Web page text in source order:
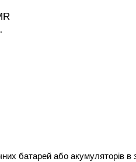
батарей або акумуляторів в